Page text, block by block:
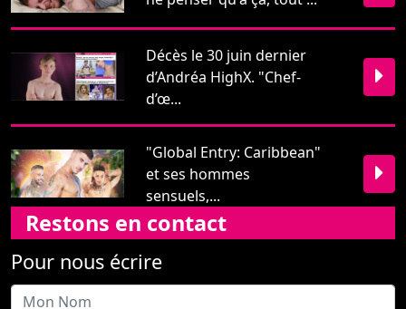
"Global Entry: Caribbean"
et ses hommes
sensuels,...
Restons en contact
Pour nous écrire